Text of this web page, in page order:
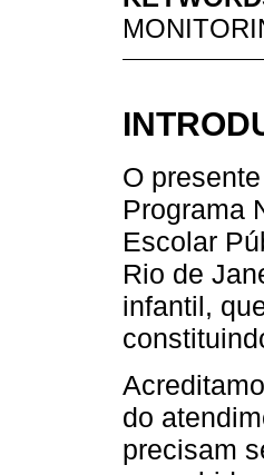
O
Programa
Escolar
Rio de
infantil,
do
precisam